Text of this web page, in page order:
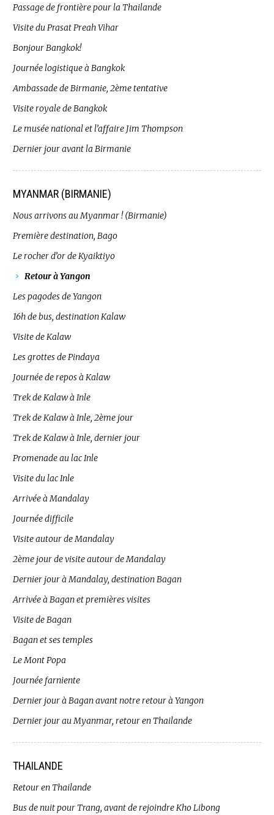
Passage de frontière pour la Thailande
Visite du Prasat Preah Vihar
Bonjour Bangkok!
Journée logistique à Bangkok
Ambassade de Birmanie, 2ème tentative
Visite royale de Bangkok
Le musée national et l’affaire Jim Thompson
Dernier jour avant la Birmanie
MYANMAR (BIRMANIE)
Nous arrivons au Myanmar ! (Birmanie)
Première destination, Bago
Le rocher d’or de Kyaiktiyo
Retour à Yangon
Les pagodes de Yangon
16h de bus, destination Kalaw
Visite de Kalaw
Les grottes de Pindaya
Journée de repos à Kalaw
Trek de Kalaw à Inle
Trek de Kalaw à Inle, 2ème jour
Trek de Kalaw à Inle, dernier jour
Promenade au lac Inle
Visite du lac Inle
Arrivée à Mandalay
Journée difficile
Visite autour de Mandalay
2ème jour de visite autour de Mandalay
Dernier jour à Mandalay, destination Bagan
Arrivée à Bagan et premières visites
Visite de Bagan
Bagan et ses temples
Le Mont Popa
Journée farniente
Dernier jour à Bagan avant notre retour à Yangon
Dernier jour au Myanmar, retour en Thailande
THAILANDE
Retour en Thailande
Bus de nuit pour Trang, avant de rejoindre Kho Libong